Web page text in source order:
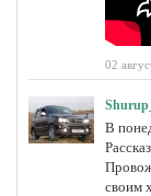
02
В
своим